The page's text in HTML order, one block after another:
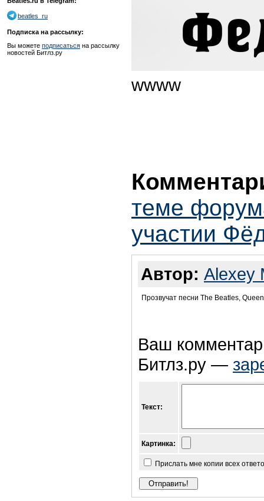
beatles_ru
Подписка на рассылку:
Вы можете подписаться на рассылку
новостей Битлз.ру
wwww
теме
участии
Автор: Alexey
Прозвучат песни The Beatles,
Ваш
Битлз.ру —
Текст:
Картинка:
Прислать мне копии всех